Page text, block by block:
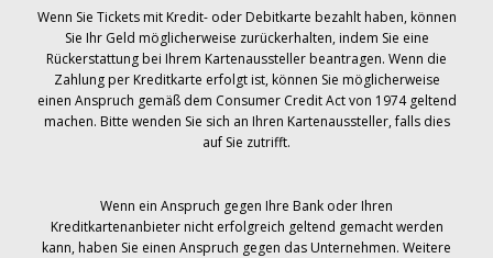
Wenn Sie Tickets mit Kredit- oder Debitkarte bezahlt haben, können
Sie Ihr Geld möglicherweise zurückerhalten, indem Sie eine
Rückerstattung bei Ihrem Kartenaussteller beantragen. Wenn die
Zahlung per Kreditkarte erfolgt ist, können Sie möglicherweise
einen Anspruch gemäß dem Consumer Credit Act von 1974 geltend
machen. Bitte wenden Sie sich an Ihren Kartenaussteller, falls dies
auf Sie zutrifft.
Wenn ein Anspruch gegen Ihre Bank oder Ihren
Kreditkartenanbieter nicht erfolgreich geltend gemacht werden
kann, haben Sie einen Anspruch gegen das Unternehmen. Weitere